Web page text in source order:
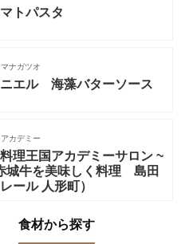
トパスタ
マナガツオ
エル 海藻バターソース
アカデミー
理王国アカデミーサロン ~
城牛を美味しく料理 島田
ール 人形町）
食材から探す